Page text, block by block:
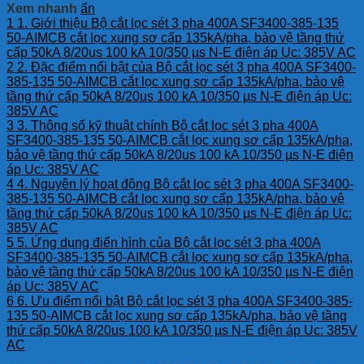
Xem nhanh ẩn
1 1. Giới thiệu Bộ cắt lọc sét 3 pha 400A SF3400-385-135
50-AIMCB cắt lọc xung sơ cấp 135kA/pha, bảo vệ tầng thứ
cấp 50kA 8/20us 100 kA 10/350 µs N-E điện áp Uc: 385V AC
2 2. Đặc điểm nổi bật của Bộ cắt lọc sét 3 pha 400A SF3400-
385-135 50-AIMCB cắt lọc xung sơ cấp 135kA/pha, bảo vệ
tầng thứ cấp 50kA 8/20us 100 kA 10/350 µs N-E điện áp Uc:
385V AC
3 3. Thông số kỹ thuật chính Bộ cắt lọc sét 3 pha 400A
SF3400-385-135 50-AIMCB cắt lọc xung sơ cấp 135kA/pha,
bảo vệ tầng thứ cấp 50kA 8/20us 100 kA 10/350 µs N-E điện
áp Uc: 385V AC
4 4. Nguyên lý hoạt động Bộ cắt lọc sét 3 pha 400A SF3400-
385-135 50-AIMCB cắt lọc xung sơ cấp 135kA/pha, bảo vệ
tầng thứ cấp 50kA 8/20us 100 kA 10/350 µs N-E điện áp Uc:
385V AC
5 5. Ứng dụng điển hình của Bộ cắt lọc sét 3 pha 400A
SF3400-385-135 50-AIMCB cắt lọc xung sơ cấp 135kA/pha,
bảo vệ tầng thứ cấp 50kA 8/20us 100 kA 10/350 µs N-E điện
áp Uc: 385V AC
6 6. Ưu điểm nổi bật Bộ cắt lọc sét 3 pha 400A SF3400-385-
135 50-AIMCB cắt lọc xung sơ cấp 135kA/pha, bảo vệ tầng
thứ cấp 50kA 8/20us 100 kA 10/350 µs N-E điện áp Uc: 385V
AC